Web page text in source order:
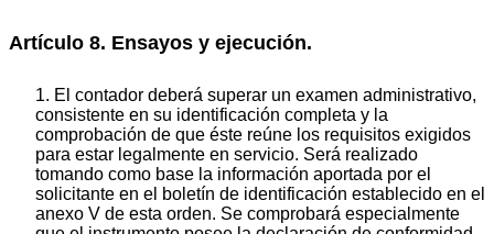
Artículo 8. Ensayos y ejecución.
1. El contador deberá superar un examen administrativo,
consistente en su identificación completa y la
comprobación de que éste reúne los requisitos exigidos
para estar legalmente en servicio. Será realizado
tomando como base la información aportada por el
solicitante en el boletín de identificación establecido en el
anexo V de esta orden. Se comprobará especialmente